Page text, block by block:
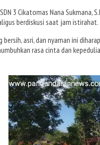
3 Cikatomas Nana Sukmana,
berdiskusi saat jam istirahat.
bersih, asri, dan nyaman ini
rasa cinta dan